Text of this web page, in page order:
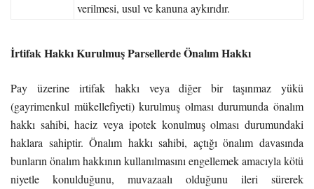
verilmesi, usul ve kanuna aykırıdır.
İrtifak Hakkı Kurulmuş Parsellerde Önalım Hakkı
Pay üzerine irtifak hakkı veya diğer bir taşınmaz yükü
(gayrimenkul mükellefiyeti) kurulmuş olması durumunda önalım
hakkı sahibi, haciz veya ipotek konulmuş olması durumundaki
haklara sahiptir. Önalım hakkı sahibi, açtığı önalım davasında
bunların önalım hakkının kullanılmasını engellemek amacıyla kötü
niyetle konulduğunu, muvazaalı olduğunu ileri sürerek